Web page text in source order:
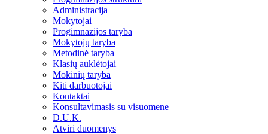
Administracija
Mokytojai
Progimnazijos taryba
Mokytojų taryba
Metodinė taryba
Klasių auklėtojai
Mokinių taryba
Kiti darbuotojai
Kontaktai
Konsultavimasis su visuomene
D.U.K.
Atviri duomenys